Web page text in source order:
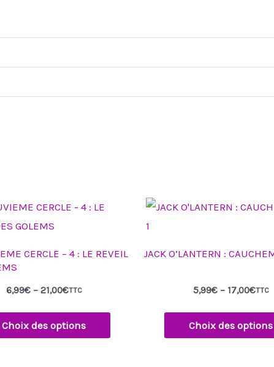
CERCLE – 4 : LE REVEIL
6,99€– 21,00€
de
prix :
21,00€
TTC
Choix des options
Ce
produit
plusieurs
peuvent
JACK O’LANTERN :
5,99€– 17,00€
de
17,00€
TTC
Choix des options
Ce
plusieurs
peuvent